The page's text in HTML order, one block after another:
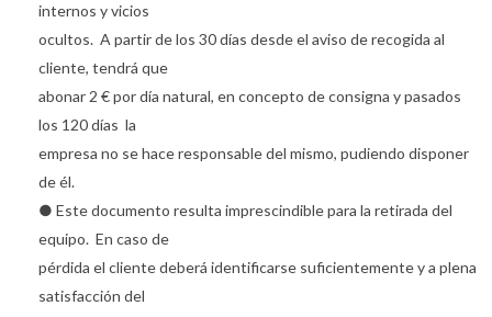
internos y vicios
ocultos. A partir de los 30 días desde el aviso de recogida al
cliente, tendrá que
abonar 2 € por día natural, en concepto de consigna y pasados
los 120 días la
empresa no se hace responsable del mismo, pudiendo disponer
de él.
● Este documento resulta imprescindible para la retirada del
equipo. En caso de
pérdida el cliente deberá identificarse suficientemente y a plena
satisfacción del